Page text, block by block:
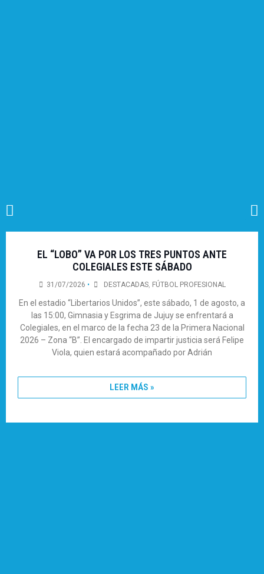
EL “LOBO” VA POR LOS TRES PUNTOS ANTE
COLEGIALES ESTE SÁBADO
31/07/2026 • DESTACADAS, FÚTBOL PROFESIONAL
En el estadio “Libertarios Unidos”, este sábado, 1 de agosto, a
las 15:00, Gimnasia y Esgrima de Jujuy se enfrentará a
Colegiales, en el marco de la fecha 23 de la Primera Nacional
2026 – Zona “B”. El encargado de impartir justicia será Felipe
Viola, quien estará acompañado por Adrián
LEER MÁS »